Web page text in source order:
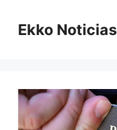
contenido
Ekko Noticias